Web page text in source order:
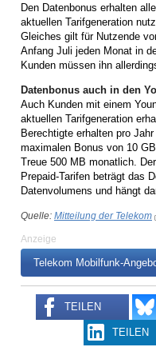
Den Datenbonus erhalten
aktuellen Tarifgeneration
Gleiches gilt für Nutzende
Anfang Juli jeden Monat in
Kunden müssen ihn
Datenbonus auch in den
Auch Kunden mit einem
aktuellen Tarifgeneration
Berechtigte erhalten pro
maximalen Bonus von 10
Treue 500 MB monatlich.
Prepaid-Tarifen beträgt das
Datenvolumens und hängt
Quelle: Mitteilung der Telekom
Anzeige
Telekom Mobilfunk-
TEILEN
TEILEN